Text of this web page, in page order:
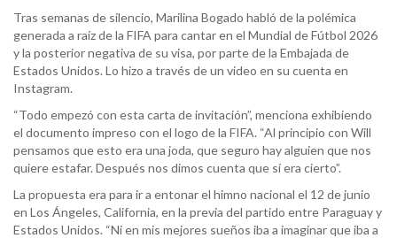
Tras semanas de silencio, Marilina Bogado habló de la polémica
generada a raíz de la FIFA para cantar en el Mundial de Fútbol 2026
y la posterior negativa de su visa, por parte de la Embajada de
Estados Unidos. Lo hizo a través de un video en su cuenta en
Instagram.
“Todo empezó con esta carta de invitación”, menciona exhibiendo
el documento impreso con el logo de la FIFA. “Al principio con Will
pensamos que esto era una joda, que seguro hay alguien que nos
quiere estafar. Después nos dimos cuenta que sí era cierto”.
La propuesta era para ir a entonar el himno nacional el 12 de junio
en Los Ángeles, California, en la previa del partido entre Paraguay y
Estados Unidos. “Ni en mis mejores sueños iba a imaginar que iba a